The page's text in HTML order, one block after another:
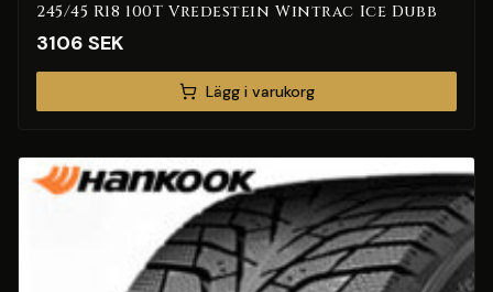
245/45 R18 100T Vredestein Wintrac Ice Dubb
3106 SEK
Lägg i varukorg